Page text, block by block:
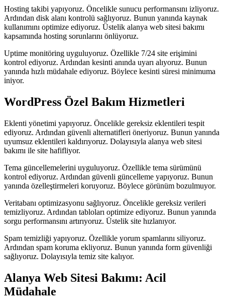
Hosting takibi yapıyoruz. Öncelikle sunucu performansını izliyoruz.
Ardından disk alanı kontrolü sağlıyoruz. Bunun yanında kaynak
kullanımını optimize ediyoruz. Üstelik alanya web sitesi bakımı
kapsamında hosting sorunlarını önlüyoruz.
Uptime monitöring uyguluyoruz. Özellikle 7/24 site erişimini
kontrol ediyoruz. Ardından kesinti anında uyarı alıyoruz. Bunun
yanında hızlı müdahale ediyoruz. Böylece kesinti süresi minimuma
iniyor.
WordPress Özel Bakım Hizmetleri
Eklenti yönetimi yapıyoruz. Öncelikle gereksiz eklentileri tespit
ediyoruz. Ardından güvenli alternatifleri öneriyoruz. Bunun yanında
uyumsuz eklentileri kaldırıyoruz. Dolayısıyla alanya web sitesi
bakımı ile site hafifliyor.
Tema güncellemelerini uyguluyoruz. Özellikle tema sürümünü
kontrol ediyoruz. Ardından güvenli güncelleme yapıyoruz. Bunun
yanında özelleştirmeleri koruyoruz. Böylece görünüm bozulmuyor.
Veritabanı optimizasyonu sağlıyoruz. Öncelikle gereksiz verileri
temizliyoruz. Ardından tabloları optimize ediyoruz. Bunun yanında
sorgu performansını artırıyoruz. Üstelik site hızlanıyor.
Spam temizliği yapıyoruz. Özellikle yorum spamlarını siliyoruz.
Ardından spam koruma ekliyoruz. Bunun yanında form güvenliği
sağlıyoruz. Dolayısıyla temiz site kalıyor.
Alanya Web Sitesi Bakımı: Acil
Müdahale